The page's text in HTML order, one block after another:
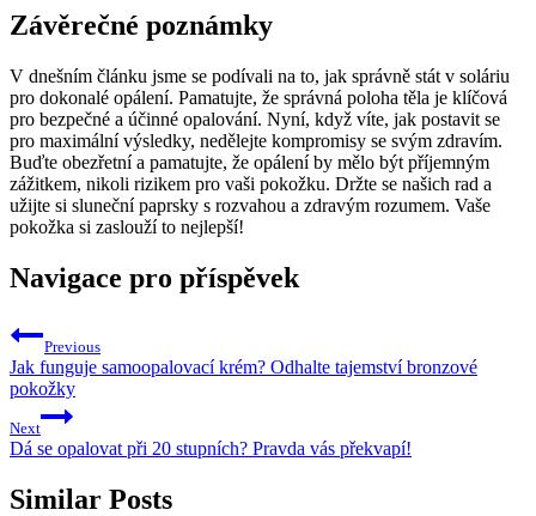
Závěrečné poznámky
V dnešním článku jsme se podívali na to, jak správně stát v soláriu
pro dokonalé opálení. Pamatujte, že správná poloha těla je klíčová
pro bezpečné a účinné opalování. Nyní, když víte, jak postavit se
pro maximální výsledky, nedělejte kompromisy se svým zdravím.
Buďte obezřetní a pamatujte, že opálení by mělo být příjemným
zážitkem, nikoli rizikem pro vaši pokožku. Držte se našich rad a
užijte si sluneční paprsky s rozvahou a zdravým rozumem. Vaše
pokožka si zaslouží to nejlepší!
Navigace pro příspěvek
Previous
Jak funguje samoopalovací krém? Odhalte tajemství bronzové
pokožky
Next
Dá se opalovat při 20 stupních? Pravda vás překvapí!
Similar Posts